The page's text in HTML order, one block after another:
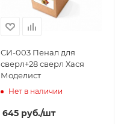
СИ-003 Пенал для
сверл+28 сверл Хася
Моделист
Нет в наличии
645 руб./шт